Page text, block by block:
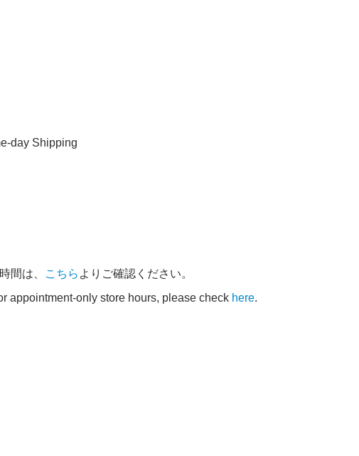
day Shipping
間は、 こちら よりご確認ください。
appointment-only store hours, please check here.